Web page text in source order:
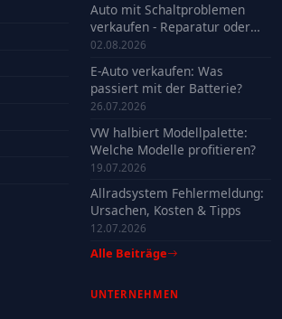
Auto mit Schaltproblemen
verkaufen - Reparatur oder
Verkauf?
02.08.2026
E-Auto verkaufen: Was
passiert mit der Batterie?
26.07.2026
VW halbiert Modellpalette:
Welche Modelle profitieren?
19.07.2026
Allradsystem Fehlermeldung:
Ursachen, Kosten & Tipps
12.07.2026
Alle Beiträge
UNTERNEHMEN